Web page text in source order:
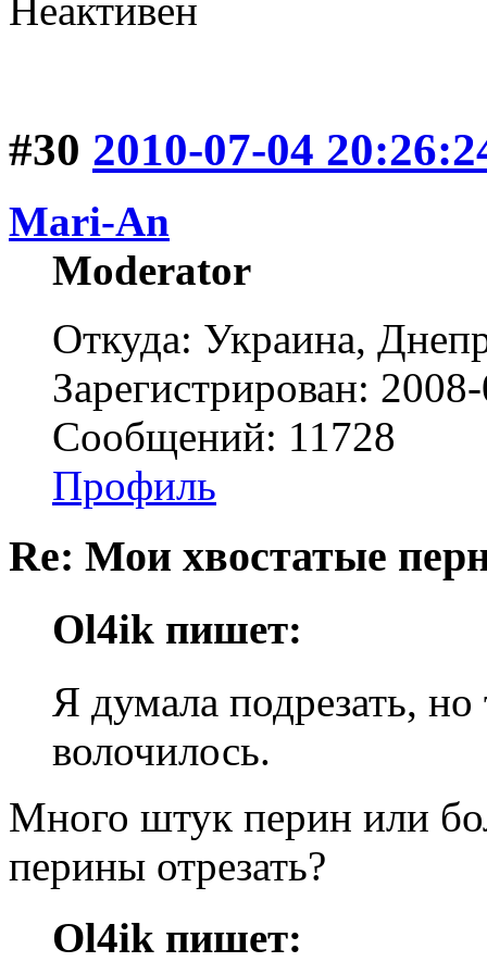
Неактивен
#30 2010-07-04
Mari-An
Moderator
Откуда: Украина,
Зарегистрирован:
Сообщений: 11728
Профиль
Re: Мои хвостатые
Ol4ik пишет:
Я думала подрезать,
волочилось.
Много штук перин или
перины отрезать?
Ol4ik пишет: